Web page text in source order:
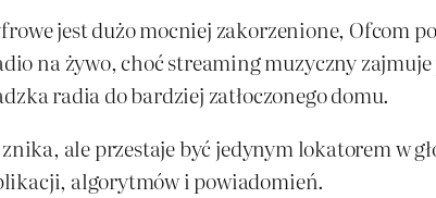
jest dużo mocniej zakorzenione, Ofcom
na żywo, choć streaming muzyczny
radia do bardziej zatłoczonego domu.
ale przestaje być jedynym lokatorem w
algorytmów i powiadomień.